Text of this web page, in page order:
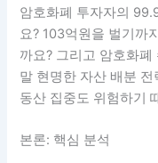
암호화폐 투자자의
요? 103억원을 벌기까
까요? 그리고 암호화
말 현명한 자산 배분
동산 집중도 위험하기
본론: 핵심 분석